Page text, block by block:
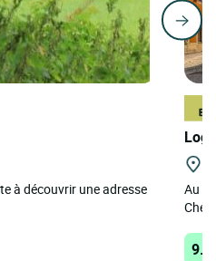
à découvrir une adresse
Au